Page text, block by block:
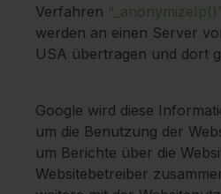
Verfahren
werden an einen Server
USA übertragen und dort
Google wird diese
um die Benutzung der
um Berichte über die
Websitebetreiber